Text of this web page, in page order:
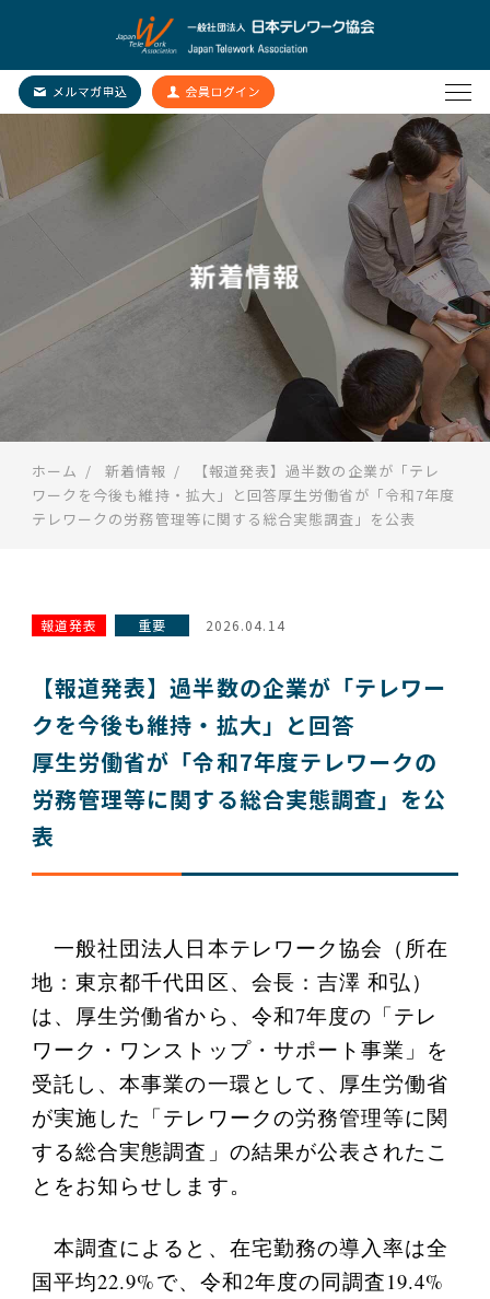
新着情報
ホーム 新着情報
【報道発表】過半数の企業が「テレ
ワークを今後も維持・拡大」と回答厚生労働省が「令和7年度
テレワークの労務管理等に関する総合実態調査」を公表
報道発表 重要 2026.04.14
【報道発表】過半数の企業が「テレワー
クを今後も維持・拡大」と回答
厚生労働省が「令和7年度テレワークの
労務管理等に関する総合実態調査」を公
表
一般社団法人日本テレワーク協会（所在
地：東京都千代田区、会長：吉澤 和弘）
は、厚生労働省から、令和7年度の「テレ
ワーク・ワンストップ・サポート事業」を
受託し、本事業の一環として、厚生労働省
が実施した「テレワークの労務管理等に関
する総合実態調査」の結果が公表されたこ
とをお知らせします。
本調査によると、在宅勤務の導入率は全
国平均22.9%で、令和2年度の同調査19.4%